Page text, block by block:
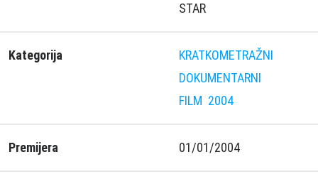
STAR
Kategorija
KRATKOMETRAŽNI
DOKUMENTARNI
FILM 2004
Premijera 01/01/2004